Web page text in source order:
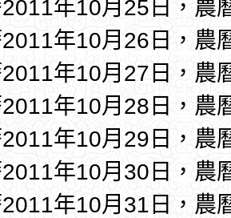
2011年10月25日，農
2011年10月26日，農
2011年10月27日，農
2011年10月28日，農
2011年10月29日，農
2011年10月30日，農
2011年10月31日，農